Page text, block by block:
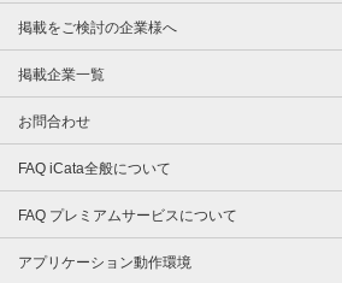
掲載をご検討の企業様へ
掲載企業一覧
お問合わせ
FAQ iCata全般について
FAQ プレミアムサービスについて
アプリケーション動作環境